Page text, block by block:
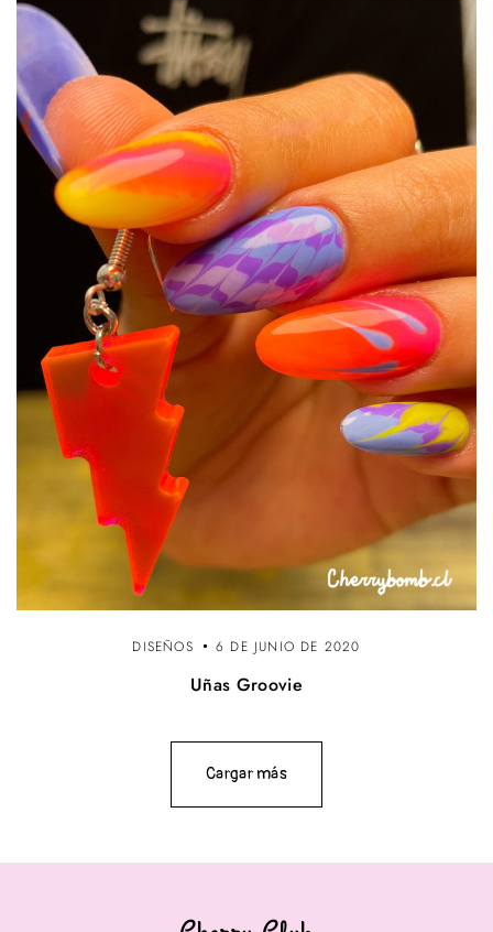
DISEÑOS 6 DE JUNIO DE 2020
Uñas Groovie
Cargar más